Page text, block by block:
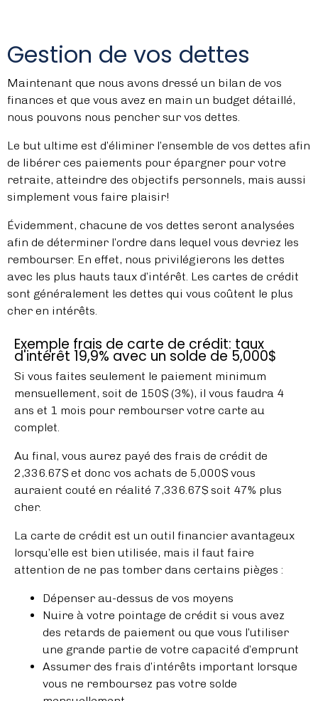
Gestion de vos dettes
Maintenant que nous avons dressé un bilan de vos
finances et que vous avez en main un budget détaillé,
nous pouvons nous pencher sur vos dettes.
Le but ultime est d’éliminer l’ensemble de vos dettes afin
de libérer ces paiements pour épargner pour votre
retraite, atteindre des objectifs personnels, mais aussi
simplement vous faire plaisir!
Évidemment, chacune de vos dettes seront analysées
afin de déterminer l’ordre dans lequel vous devriez les
rembourser. En effet, nous privilégierons les dettes
avec les plus hauts taux d’intérêt. Les cartes de crédit
sont généralement les dettes qui vous coûtent le plus
cher en intérêts.
Exemple frais de carte de crédit: taux
d'intérêt 19,9% avec un solde de 5,000$
Si vous faites seulement le paiement minimum
mensuellement, soit de 150$ (3%), il vous faudra 4
ans et 1 mois pour rembourser votre carte au
complet.
Au final, vous aurez payé des frais de crédit de
2,336.67$ et donc vos achats de 5,000$ vous
auraient couté en réalité 7,336.67$ soit 47% plus
cher.
La carte de crédit est un outil financier avantageux
lorsqu’elle est bien utilisée, mais il faut faire
attention de ne pas tomber dans certains pièges :
Dépenser au-dessus de vos moyens
Nuire à votre pointage de crédit si vous avez
des retards de paiement ou que vous l’utiliser
une grande partie de votre capacité d’emprunt
Assumer des frais d’intérêts important lorsque
vous ne remboursez pas votre solde